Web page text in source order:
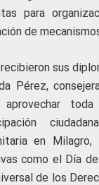
para
de
sus
Pérez,
toda
en
como el Día de
de los